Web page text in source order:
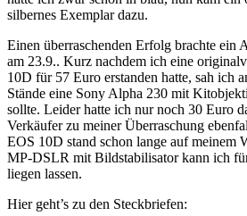
silbernes Exemplar dazu.
Einen überraschenden Erfolg brachte ein
am 23.9.. Kurz nachdem ich eine
10D für 57 Euro erstanden hatte, sah ich
Stände eine Sony Alpha 230 mit
sollte. Leider hatte ich nur noch 30 Euro
Verkäufer zu meiner Überraschung
EOS 10D stand schon lange auf meinem
MP-DSLR mit Bildstabilisator kann ich
liegen lassen.
Hier geht’s zu den Steckbriefen: